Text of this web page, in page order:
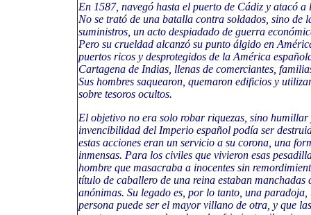
En 1587, navegó hasta el puerto de Cádiz y atacó
No se trató de una batalla contra soldados, sino de
suministros, un acto despiadado de guerra
Pero su crueldad alcanzó su punto álgido en
puertos ricos y desprotegidos de la América
Cartagena de Indias, llenas de comerciantes,
Sus hombres saquearon, quemaron edificios y
sobre tesoros ocultos.
El objetivo no era solo robar riquezas, sino
invencibilidad del Imperio español podía ser
estas acciones eran un servicio a su corona, una
inmensas. Para los civiles que vivieron esas
hombre que masacraba a inocentes sin
título de caballero de una reina estaban
anónimas. Su legado es, por lo tanto, una
persona puede ser el mayor villano de otra, y que